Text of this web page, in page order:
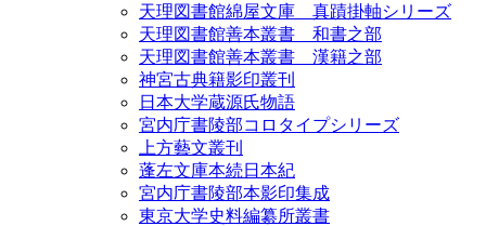
天理図書館綿屋文庫 真蹟掛軸シリーズ
天理図書館善本叢書 和書之部
天理図書館善本叢書 漢籍之部
神宮古典籍影印叢刊
日本大学蔵源氏物語
宮内庁書陵部コロタイプシリーズ
上方藝文叢刊
蓬左文庫本続日本紀
宮内庁書陵部本影印集成
東京大学史料編纂所叢書